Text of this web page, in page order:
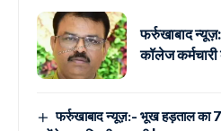
फर्रुखाबाद
कॉलेज कर्मचारी
फर्रुखाबाद न्यूज़:- भूख हड़ताल का